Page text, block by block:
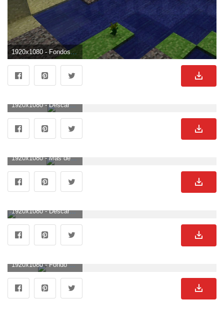
1920x1080 - Fondos de Minecraft 1920x1080 - Fondo de pantalla de la cueva. Fondo de pantalla HD 1080p de Minecraft.
1920x1080 - Descargar Minecraft Wallpapers HD gratis. Imágen HD 1080p de Minecraft.
1920x1080 - Más de 75 fondos de pantalla de Minecraft. Wallpaper HD 1080p de Minecraft.
1920x1080 - Descargar fondo de pantalla 1920x1080 Windows, Minecraft, Juego, Glass. Fondo de pantalla HD 1080p de Minecraft.
1920x1080 - Fondo de pantalla de Minecraft 47 - [1920x1080]. Fondo para computadora HD 1080p de Minecraft.